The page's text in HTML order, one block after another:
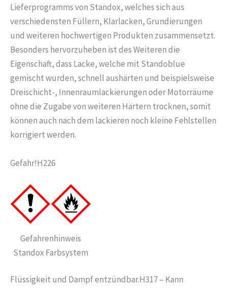
Lieferprogramms von Standox, welches sich aus
verschiedensten Füllern, Klarlacken, Grundierungen
und weiteren hochwertigen Produkten zusammensetzt.
Besonders hervorzuheben ist des Weiteren die
Eigenschaft, dass Lacke, welche mit Standoblue
gemischt wurden, schnell aushärten und beispielsweise
Dreischicht-, Innenraumlackierungen oder Motorräume
ohne die Zugabe von weiteren Härtern trocknen, somit
können auch nach dem lackieren noch kleine Fehlstellen
korrigiert werden.
Gefahr!H226
Gefahrenhinweis
Standox Farbsystem
Flüssigkeit und Dampf entzündbar.H317 – Kann